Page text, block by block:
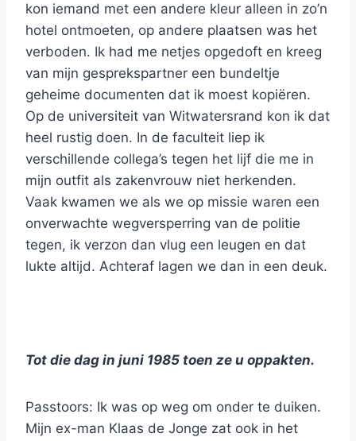
kon iemand met een andere kleur alleen in zo’n
hotel ontmoeten, op andere plaatsen was het
verboden. Ik had me netjes opgedoft en kreeg
van mijn gesprekspartner een bundeltje
geheime documenten dat ik moest kopiëren.
Op de universiteit van Witwatersrand kon ik dat
heel rustig doen. In de faculteit liep ik
verschillende collega’s tegen het lijf die me in
mijn outfit als zakenvrouw niet herkenden.
Vaak kwamen we als we op missie waren een
onverwachte wegversperring van de politie
tegen, ik verzon dan vlug een leugen en dat
lukte altijd. Achteraf lagen we dan in een deuk.
Tot die dag in juni 1985 toen ze u oppakten.
Passtoors: Ik was op weg om onder te duiken.
Mijn ex-man Klaas de Jonge zat ook in het